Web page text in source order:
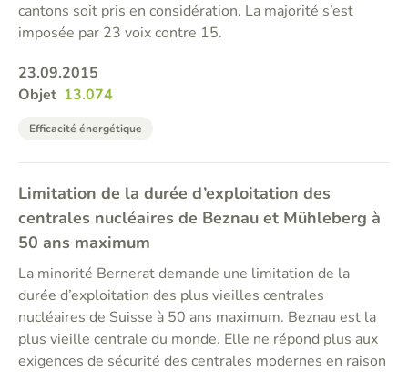
cantons soit pris en considération. La majorité s’est
imposée par 23 voix contre 15.
23.09.2015
Objet 13.074
Efficacité énergétique
Limitation de la durée d’exploitation des
centrales nucléaires de Beznau et Mühleberg à
50 ans maximum
La minorité Bernerat demande une limitation de la
durée d’exploitation des plus vieilles centrales
nucléaires de Suisse à 50 ans maximum. Beznau est la
plus vieille centrale du monde. Elle ne répond plus aux
exigences de sécurité des centrales modernes en raison